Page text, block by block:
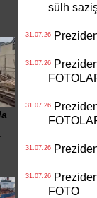
sülh
31.07.26
31.07.26
31.07.26
31.07.26
31.07.26
FOTO